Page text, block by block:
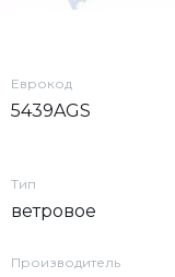
Еврокод
5439AGS
Тип
ветровое
Производитель